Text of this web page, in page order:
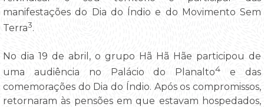
manifestações do Dia do Índio e do Movimento Sem
Terra3.
No dia 19 de abril, o grupo Hã Hã Hãe participou de
uma audiência no Palácio do Planalto4
e das
comemorações do Dia do Índio. Após os compromissos,
retornaram às pensões em que estavam hospedados,